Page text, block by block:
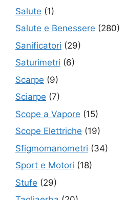
Salute (1)
Salute e Benessere (280)
Sanificatori (29)
Saturimetri (6)
Scarpe (9)
Sciarpe (7)
Scope a Vapore (15)
Scope Elettriche (19)
Sfigmomanometri (34)
Sport e Motori (18)
Stufe (29)